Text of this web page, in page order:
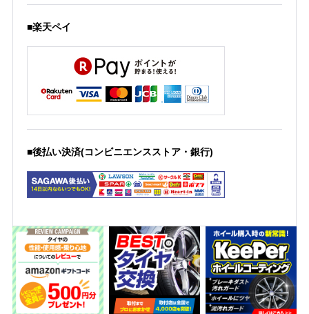
■楽天ペイ
■後払い決済(コンビニエンスストア・銀行)